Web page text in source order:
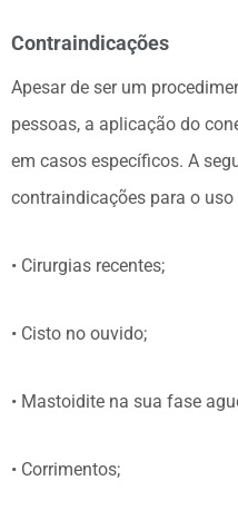
Contraindicações
Apesar de ser um
pessoas, a aplicação do
em casos específicos. A
contraindicações para o uso
• Cirurgias recentes;
• Cisto no ouvido;
• Mastoidite na sua fase
• Corrimentos;